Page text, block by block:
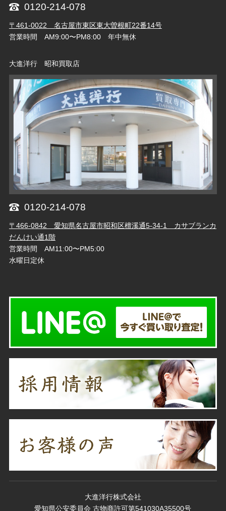
0120-214-078
〒461-0022 名古屋市東区東大曽根町22番14号
営業時間 AM9:00〜PM8:00 年中無休
大進洋行 昭和買取店
0120-214-078
〒466-0842 愛知県名古屋市昭和区檀溪通5-34-1 カサブランカ
だんけい通1階
営業時間 AM11:00〜PM5:00
水曜日定休
大進洋行株式会社
愛知県公安委員会 古物商許可第541030A35500号